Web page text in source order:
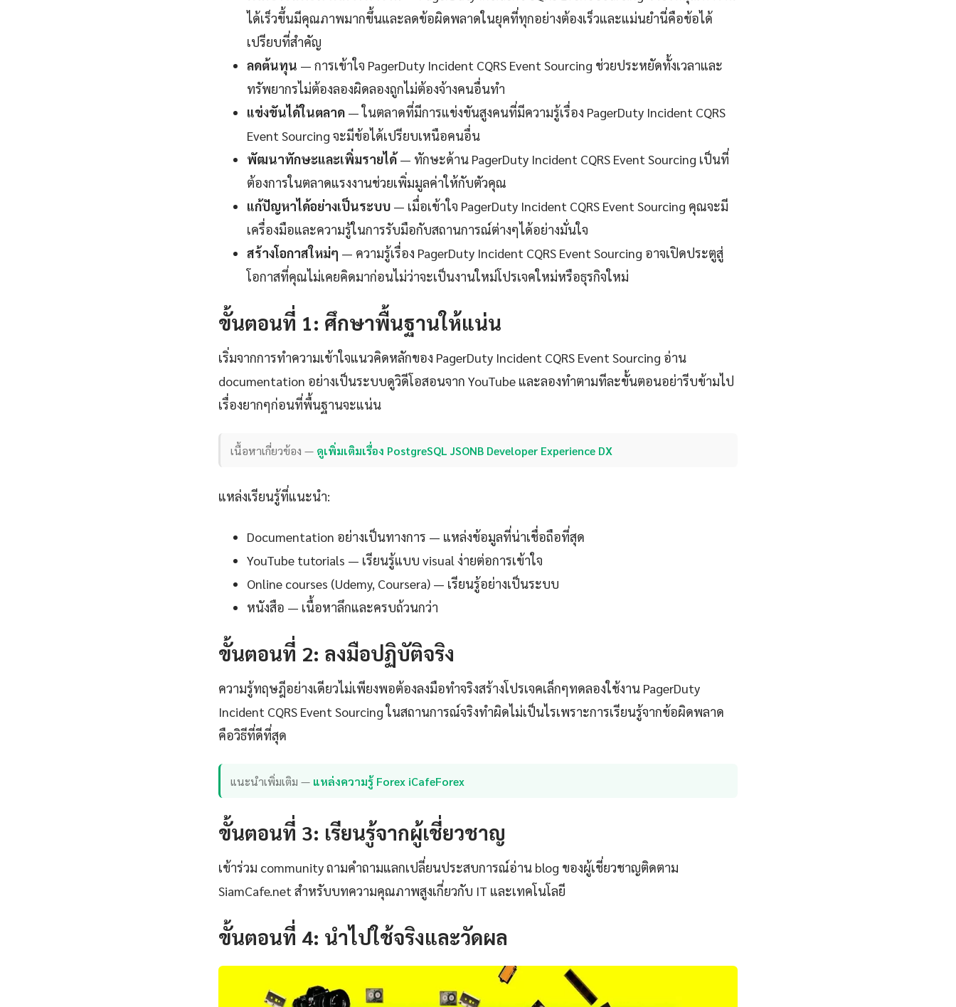
ได้เร็วขึ้นมีคุณภาพมากขึ้นและลดข้อผิดพลาดในยุคที่ทุกอย่างต้องเร็วและแม่นยำนี่คือข้อได้
เปรียบที่สำคัญ
ลดต้นทุน — การเข้าใจ PagerDuty Incident CQRS Event Sourcing ช่วยประหยัดทั้งเวลาและ
ทรัพยากรไม่ต้องลองผิดลองถูกไม่ต้องจ้างคนอื่นทำ
แข่งขันได้ในตลาด — ในตลาดที่มีการแข่งขันสูงคนที่มีความรู้เรื่อง PagerDuty Incident CQRS
Event Sourcing จะมีข้อได้เปรียบเหนือคนอื่น
พัฒนาทักษะและเพิ่มรายได้— ทักษะด้าน PagerDuty Incident CQRS Event Sourcing เป็นที่
ต้องการในตลาดแรงงานช่วยเพิ่มมูลค่าให้กับตัวคุณ
แก้ปัญหาได้อย่างเป็นระบบ — เมื่อเข้าใจ PagerDuty Incident CQRS Event Sourcing คุณจะมี
เครื่องมือและความรู้ในการรับมือกับสถานการณ์ต่างๆได้อย่างมั่นใจ
สร้างโอกาสใหม่ๆ — ความรู้เรื่อง PagerDuty Incident CQRS Event Sourcing อาจเปิดประตูสู่
โอกาสที่คุณไม่เคยคิดมาก่อนไม่ว่าจะเป็นงานใหม่โปรเจคใหม่หรือธุรกิจใหม่
ขั้นตอนที่ 1: ศึกษาพื้นฐานให้แน่น
เริ่มจากการทำความเข้าใจแนวคิดหลักของ PagerDuty Incident CQRS Event Sourcing อ่าน
documentation อย่างเป็นระบบดูวิดีโอสอนจาก YouTube และลองทำตามทีละขั้นตอนอย่ารีบข้ามไป
เรื่องยากๆก่อนที่พื้นฐานจะแน่น
เนื้อหาเกี่ยวข้อง — ดูเพิ่มเติมเรื่อง PostgreSQL JSONB Developer Experience DX
แหล่งเรียนรู้ที่แนะนำ:
Documentation อย่างเป็นทางการ — แหล่งข้อมูลที่น่าเชื่อถือที่สุด
YouTube tutorials — เรียนรู้แบบ visual ง่ายต่อการเข้าใจ
Online courses (Udemy, Coursera) — เรียนรู้อย่างเป็นระบบ
หนังสือ — เนื้อหาลึกและครบถ้วนกว่า
ขั้นตอนที่ 2: ลงมือปฏิบัติจริง
ความรู้ทฤษฎีอย่างเดียวไม่เพียงพอต้องลงมือทำจริงสร้างโปรเจคเล็กๆทดลองใช้งาน PagerDuty
Incident CQRS Event Sourcing ในสถานการณ์จริงทำผิดไม่เป็นไรเพราะการเรียนรู้จากข้อผิดพลาด
คือวิธีที่ดีที่สุด
แนะนำเพิ่มเติม — แหล่งความรู้ Forex iCafeForex
ขั้นตอนที่ 3: เรียนรู้จากผู้เชี่ยวชาญ
เข้าร่วม community ถามคำถามแลกเปลี่ยนประสบการณ์อ่าน blog ของผู้เชี่ยวชาญติดตาม
SiamCafe.net สำหรับบทความคุณภาพสูงเกี่ยวกับ IT และเทคโนโลยี
ขั้นตอนที่ 4: นำไปใช้จริงและวัดผล